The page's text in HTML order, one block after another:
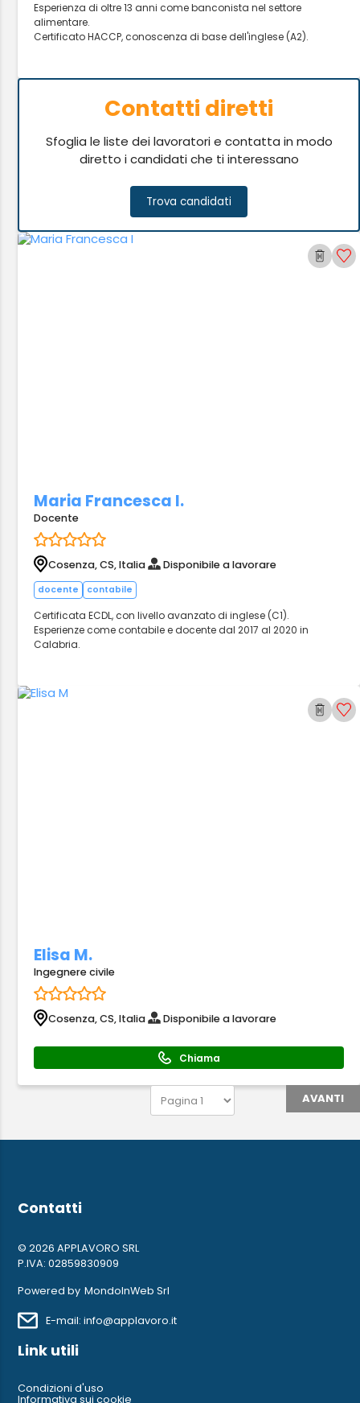
Esperienza di oltre 13 anni come banconista nel settore
alimentare.
Certificato HACCP, conoscenza di base dell'inglese (A2).
Contatti diretti
Sfoglia le liste dei lavoratori e contatta in modo
diretto i candidati che ti interessano
Trova candidati
Maria Francesca I.
Docente
Cosenza, CS, Italia Disponibile a lavorare
docente contabile
Certificata ECDL, con livello avanzato di inglese (C1).
Esperienze come contabile e docente dal 2017 al 2020 in
Calabria.
Elisa M.
Ingegnere civile
Cosenza, CS, Italia Disponibile a lavorare
Chiama
AVANTI
Contatti
© 2026 APPLAVORO SRL
P.IVA: 02859830909
Powered by MondoInWeb Srl
E-mail: info@applavoro.it
Link utili
Condizioni d'uso
Informativa sui cookie